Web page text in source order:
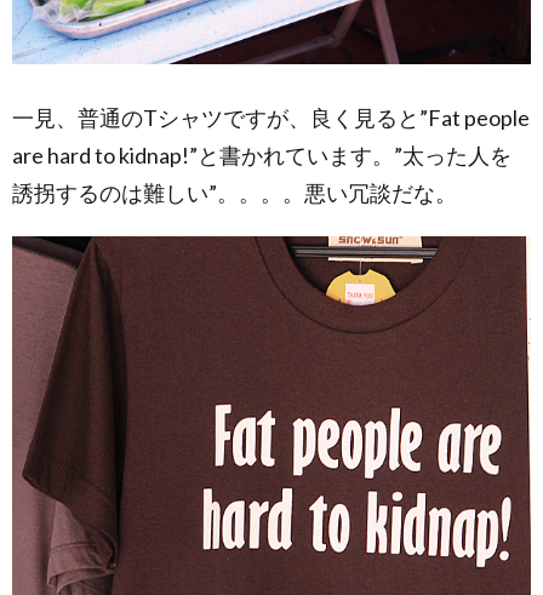
一見、普通のTシャツですが、良く見ると”Fat people
are hard to kidnap!”と書かれています。”太った人を
誘拐するのは難しい”。。。。悪い冗談だな。